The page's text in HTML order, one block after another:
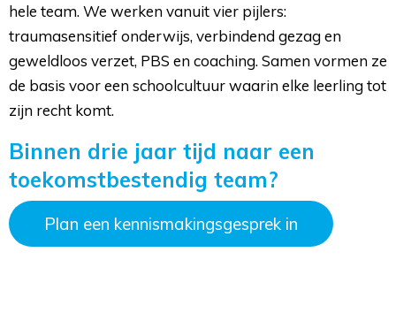
hele team. We werken vanuit vier pijlers:
traumasensitief onderwijs, verbindend gezag en
geweldloos verzet, PBS en coaching. Samen vormen ze
de basis voor een schoolcultuur waarin elke leerling tot
zijn recht komt.
Binnen drie jaar tijd naar een
toekomstbestendig team?
Plan een kennismakingsgesprek in